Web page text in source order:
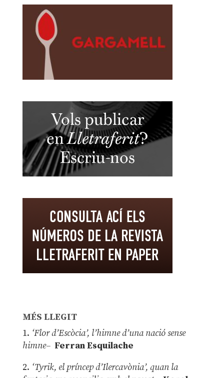
MÉS LLEGIT
1. ‘Flor d’Escòcia’, l’himne d’una nació sense
himne– Ferran Esquilache
2. ‘Tyrik, el príncep d’Ilercavònia’, quan la